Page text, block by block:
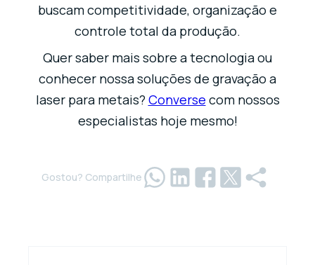
buscam competitividade, organização e
controle total da produção.
Quer saber mais sobre a tecnologia ou
conhecer nossa soluções de gravação a
laser para metais? Converse com nossos
especialistas hoje mesmo!
Gostou? Compartilhe